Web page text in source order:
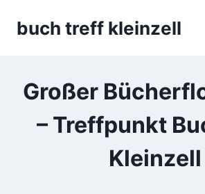
buch treff kleinzell
Großer
– Treffpunkt
Kleinzell